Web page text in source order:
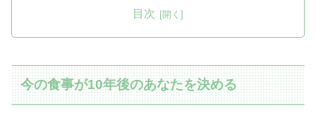
目次
今の食事が10年後のあなたを決める